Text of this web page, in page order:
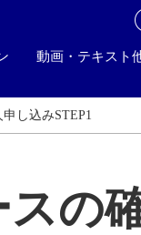
動画・テキスト
申し込みSTEP1
の